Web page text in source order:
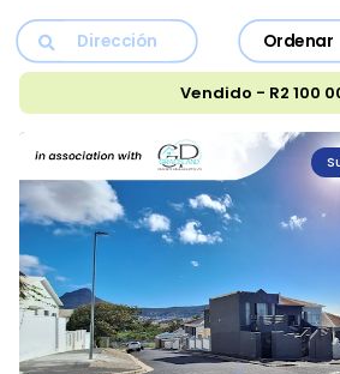
Ordenar
Vendido - R2 100